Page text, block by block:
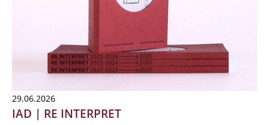
29.06.2026
IAD | RE INTERPRET